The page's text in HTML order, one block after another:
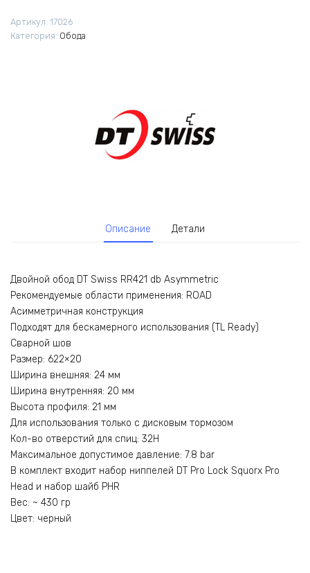
Артикул: 17026
Категория: Обода
Описание Детали
Двойной обод DT Swiss RR421 db Asymmetric
Рекомендуемые области применения: ROAD
Асимметричная конструкция
Подходят для бескамерного использования (TL Ready)
Сварной шов
Размер: 622×20
Ширина внешняя: 24 мм
Ширина внутренняя: 20 мм
Высота профиля: 21 мм
Для использования только с дисковым тормозом
Кол-во отверстий для спиц: 32H
Максимальное допустимое давление: 7.8 bar
В комплект входит набор ниппелей DT Pro Lock Squorx Pro
Head и набор шайб PHR
Вес: ~ 430 гр
Цвет: черный